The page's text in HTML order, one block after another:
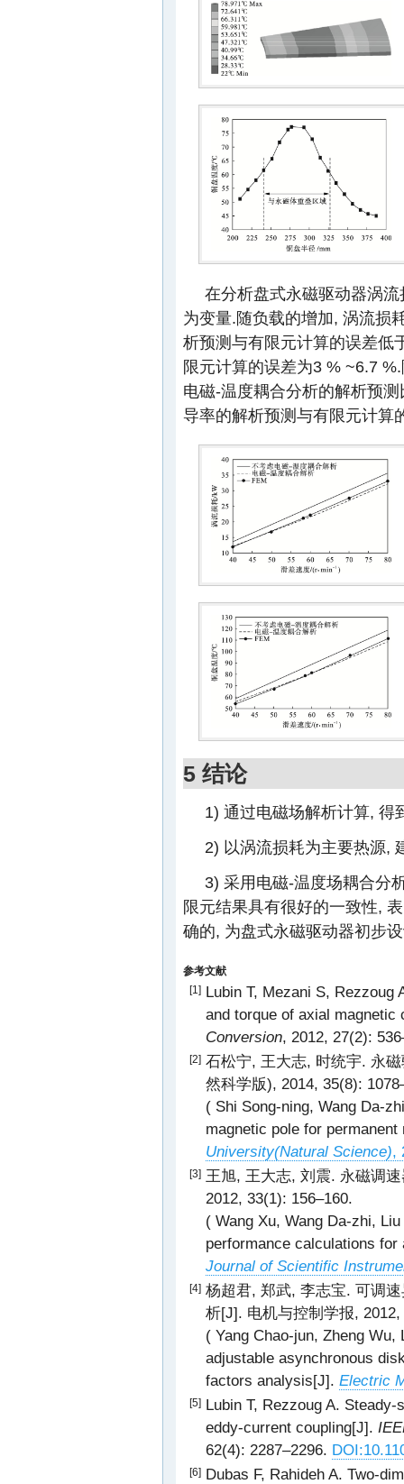
在分析盘式永磁驱动器涡
为变量.随负载的增加, 涡流损
析预测与有限元计算的误差低
限元计算的误差为3 % ~6.7
电磁-温度耦合分析的解析预
导率的解析预测与有限元计算
5 结论
1) 通过电磁场解析计算, 得
2) 以涡流损耗为主要热源,
3) 采用电磁-温度场耦合分
限元结果具有很好的一致性,
确的, 为盘式永磁驱动器初步
参考文献
[1] Lubin T, Mezani S,
and torque of axial
Conversion, 2012, 27(2):
[2] 石松宁, 王大志, 时统宇. 永
然科学版), 2014, 35(8):
( Shi Song-ning, Wang Da-
magnetic pole for
University(Natural Science),
[3] 王旭, 王大志, 刘震. 永磁调
2012, 33(1): 156–160.
( Wang Xu, Wang Da-zhi,
performance calculations
Journal of Scientific
[4] 杨超君, 郑武, 李志宝. 可调
析[J]. 电机与控制学报,
( Yang Chao-jun, Zheng
adjustable asynchronous
factors analysis[J]. Electric
[5] Lubin T, Rezzoug A.
eddy-current coupling[J].
62(4): 2287–2296.
[6] Dubas F, Rahideh A. Two-